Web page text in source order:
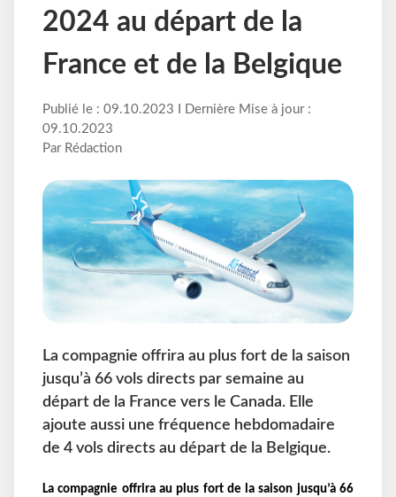
2024 au départ de la
France et de la Belgique
Publié le : 09.10.2023 I Dernière Mise à jour :
09.10.2023
Par Rédaction
La compagnie offrira au plus fort de la saison
jusqu’à 66 vols directs par semaine au
départ de la France vers le Canada. Elle
ajoute aussi une fréquence hebdomadaire
de 4 vols directs au départ de la Belgique.
La compagnie offrira au plus fort de la saison jusqu’à 66